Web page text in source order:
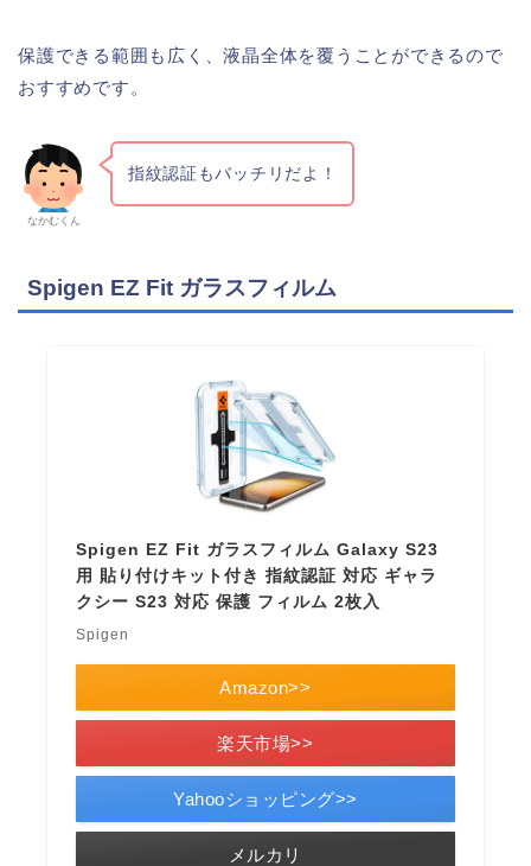
保護できる範囲も広く、液晶全体を覆うことができるので
おすすめです。
なかむくん
指紋認証もバッチリだよ！
Spigen EZ Fit ガラスフィルム
Spigen EZ Fit ガラスフィルム Galaxy S23
用 貼り付けキット付き 指紋認証 対応 ギャラ
クシー S23 対応 保護 フィルム 2枚入
Spigen
Amazon>>
楽天市場>>
Yahooショッピング>>
メルカリ